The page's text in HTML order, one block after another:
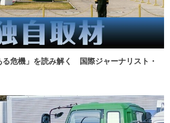
る危機」を読み解く 国際ジャーナリスト・